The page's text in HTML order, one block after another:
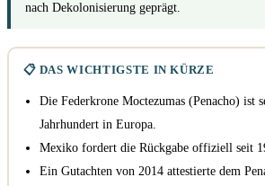
nach Dekolonisierung geprägt.
📋 DAS WICHTIGSTE IN KÜRZE
Die Federkrone Moctezumas (Penacho) ist
Jahrhundert in Europa.
Mexiko fordert die Rückgabe offiziell seit
Ein Gutachten von 2014 attestierte dem